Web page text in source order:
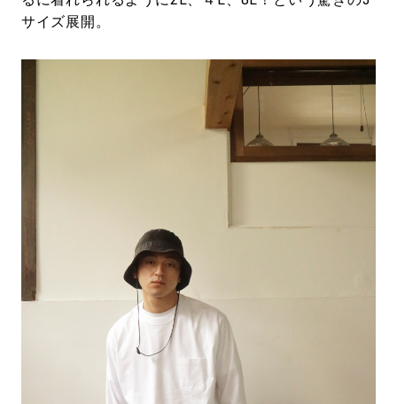
サイズ展開。